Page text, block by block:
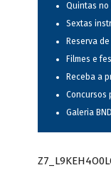
Quintas no
Sextas
Reserva
Filmes e
Receba a
Concursos
Galeria